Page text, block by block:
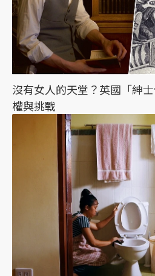
沒有女人的天堂？英國「紳
權與挑戰